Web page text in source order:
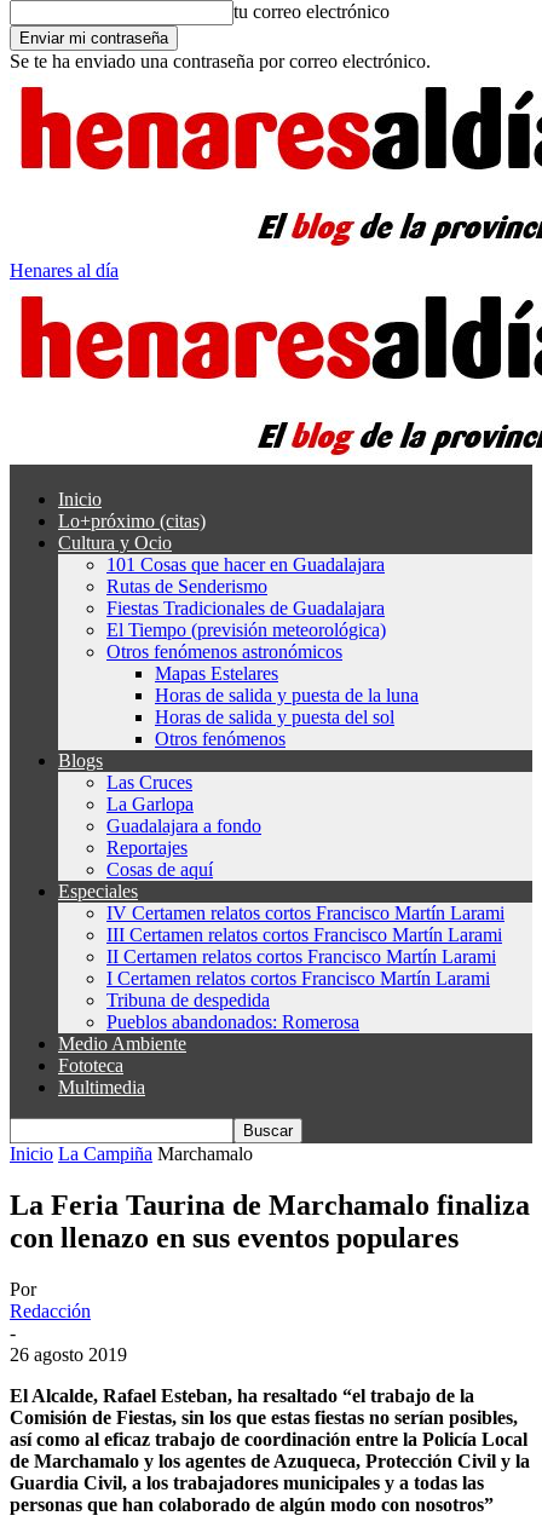
tu correo electrónico
Se te ha enviado una contraseña por correo electrónico.
Henares al día
Inicio
Lo+próximo (citas)
Cultura y Ocio
101 Cosas que hacer en Guadalajara
Rutas de Senderismo
Fiestas Tradicionales de Guadalajara
El Tiempo (previsión meteorológica)
Otros fenómenos astronómicos
Mapas Estelares
Horas de salida y puesta de la luna
Horas de salida y puesta del sol
Otros fenómenos
Blogs
Las Cruces
La Garlopa
Guadalajara a fondo
Reportajes
Cosas de aquí
Especiales
IV Certamen relatos cortos Francisco Martín Larami
III Certamen relatos cortos Francisco Martín Larami
II Certamen relatos cortos Francisco Martín Larami
I Certamen relatos cortos Francisco Martín Larami
Tribuna de despedida
Pueblos abandonados: Romerosa
Medio Ambiente
Fototeca
Multimedia
Inicio La Campiña Marchamalo
La Feria Taurina de Marchamalo finaliza
con llenazo en sus eventos populares
Por
Redacción
-
26 agosto 2019
El Alcalde, Rafael Esteban, ha resaltado “el trabajo de la
Comisión de Fiestas, sin los que estas fiestas no serían posibles,
así como al eficaz trabajo de coordinación entre la Policía Local
de Marchamalo y los agentes de Azuqueca, Protección Civil y la
Guardia Civil, a los trabajadores municipales y a todas las
personas que han colaborado de algún modo con nosotros”